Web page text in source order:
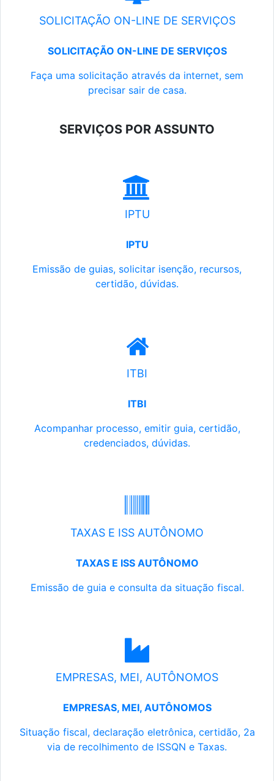
SOLICITAÇÃO ON-LINE DE SERVIÇOS
SOLICITAÇÃO ON-LINE DE SERVIÇOS
Faça uma solicitação através da internet, sem
precisar sair de casa.
SERVIÇOS POR ASSUNTO
IPTU
IPTU
Emissão de guias, solicitar isenção, recursos,
certidão, dúvidas.
ITBI
ITBI
Acompanhar processo, emitir guia, certidão,
credenciados, dúvidas.
TAXAS E ISS AUTÔNOMO
TAXAS E ISS AUTÔNOMO
Emissão de guia e consulta da situação fiscal.
EMPRESAS, MEI, AUTÔNOMOS
EMPRESAS, MEI, AUTÔNOMOS
Situação fiscal, declaração eletrônica, certidão, 2a
via de recolhimento de ISSQN e Taxas.